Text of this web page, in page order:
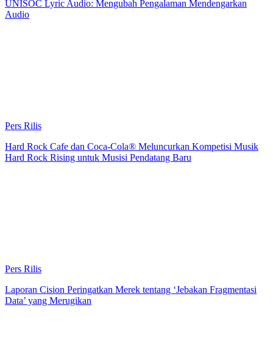
UNISOC Lyric Audio: Mengubah Pengalaman Mendengarkan
Audio
Pers Rilis
Hard Rock Cafe dan Coca-Cola® Meluncurkan Kompetisi Musik
Hard Rock Rising untuk Musisi Pendatang Baru
Pers Rilis
Laporan Cision Peringatkan Merek tentang ‘Jebakan Fragmentasi
Data’ yang Merugikan